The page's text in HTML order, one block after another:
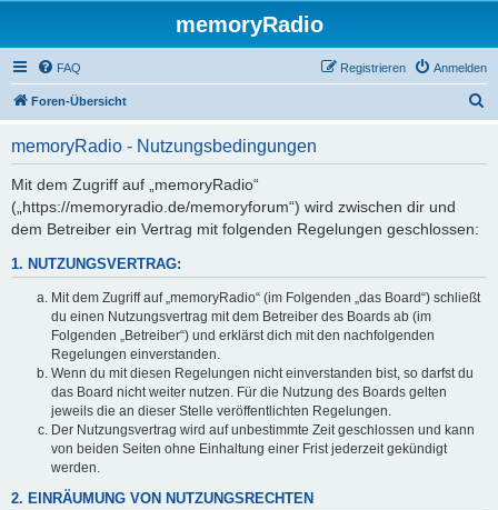
memoryRadio
FAQ Anmelden
Registrieren
Foren-Übersicht
memoryRadio - Nutzungsbedingungen
Mit dem Zugriff auf „memoryRadio“
(„https://memoryradio.de/memoryforum“) wird zwischen dir und
dem Betreiber ein Vertrag mit folgenden Regelungen geschlossen:
1. NUTZUNGSVERTRAG:
Mit dem Zugriff auf „memoryRadio“ (im Folgenden „das Board“) schließt
du einen Nutzungsvertrag mit dem Betreiber des Boards ab (im
Folgenden „Betreiber“) und erklärst dich mit den nachfolgenden
Regelungen einverstanden.
Wenn du mit diesen Regelungen nicht einverstanden bist, so darfst du
das Board nicht weiter nutzen. Für die Nutzung des Boards gelten
jeweils die an dieser Stelle veröffentlichten Regelungen.
Der Nutzungsvertrag wird auf unbestimmte Zeit geschlossen und kann
von beiden Seiten ohne Einhaltung einer Frist jederzeit gekündigt
werden.
2. EINRÄUMUNG VON NUTZUNGSRECHTEN